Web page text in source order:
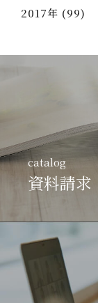
2017年 (99)
catalog
資料請求